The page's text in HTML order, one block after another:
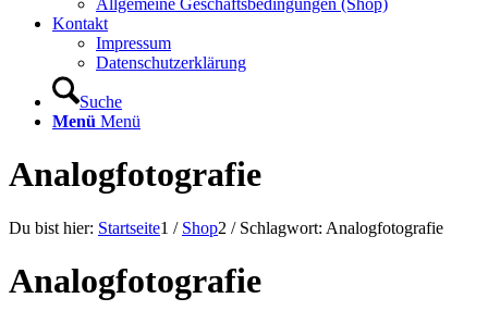
Allgemeine Geschäftsbedingungen (Shop)
Kontakt
Impressum
Datenschutzerklärung
Suche
Menü Menü
Analogfotografie
Du bist hier: Startseite1 / Shop2 / Schlagwort: Analogfotografie
Analogfotografie